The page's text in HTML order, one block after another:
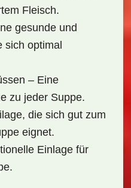
Fleisch.
gesunde und
sich optimal
– Eine
zu jeder Suppe.
die sich gut zum
eignet.
Einlage für